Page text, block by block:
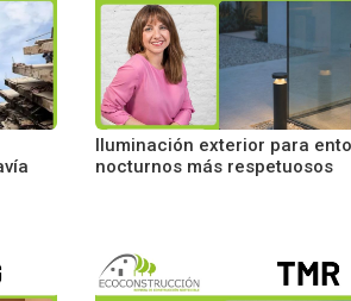
Iluminación exterior para
nocturnos más respetuosos